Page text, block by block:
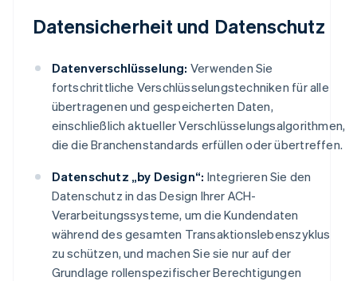
Datensicherheit und Datenschutz
Datenverschlüsselung: Verwenden Sie
fortschrittliche Verschlüsselungstechniken für alle
übertragenen und gespeicherten Daten,
einschließlich aktueller Verschlüsselungsalgorithmen,
die die Branchenstandards erfüllen oder übertreffen.
Datenschutz „by Design“: Integrieren Sie den
Datenschutz in das Design Ihrer ACH-
Verarbeitungssysteme, um die Kundendaten
während des gesamten Transaktionslebenszyklus
zu schützen, und machen Sie sie nur auf der
Grundlage rollenspezifischer Berechtigungen